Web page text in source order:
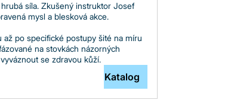
síla. Zkušený instruktor Josef
mysl a blesková akce.
po specifické postupy šité na míru
na stovkách názorných
se zdravou kůží.
Katalog